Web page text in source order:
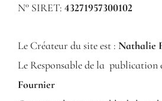
N° SIRET: 43271957300102
Le Créateur du site est : Nathalie
Le Responsable de la publication
Fournier